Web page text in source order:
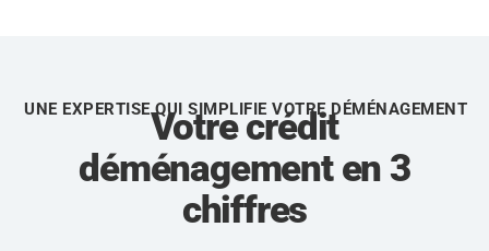
UNE EXPERTISE QUI SIMPLIFIE VOTRE DÉMÉNAGEMENT
Votre crédit
déménagement en 3
chiffres